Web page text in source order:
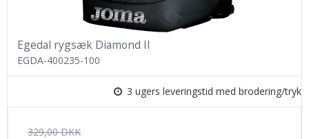
Egedal rygsæk Diamond II
EGDA-400235-100
3 ugers leveringstid med brodering/tryk
329,00 DKK